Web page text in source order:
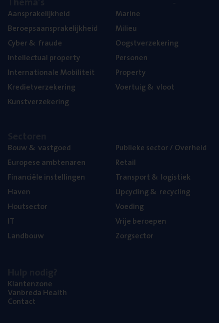
Aan­spra­ke­lijk­heid
Beroeps­aan­spra­ke­lijk­heid
Cyber& fraude
Intel­lec­tu­al property
Inter­na­ti­o­na­le Mobiliteit
Kre­diet­ver­ze­ke­ring
Kunst­ver­ze­ke­ring
Mari­ne
Mili­eu
Oogst­ver­ze­ke­ring
Per­so­nen
Pro­per­ty
Voer­tuig& vloot
Bouw& vastgoed
Euro­pe­se ambtenaren
Finan­ci­ë­le instellingen
Haven
Hout­sec­tor
IT
Land­bouw
Publie­ke sec­tor / Overheid
Retail
Trans­port& logistiek
Upcy­cling& recycling
Voe­ding
Vrije beroe­pen
Zorg­sec­tor
Klan­ten­zo­ne
Van­b­re­da Health
Con­tact